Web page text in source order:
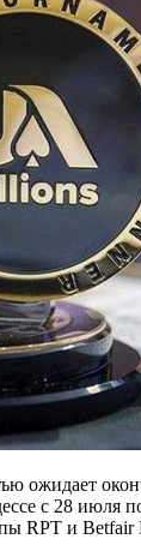
ожидает
с 28 июля
RPT и Betfair